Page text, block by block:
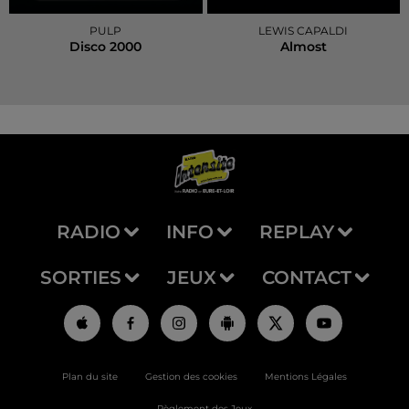
PULP
Disco 2000
LEWIS CAPALDI
Almost
RADIO INFO REPLAY
SORTIES JEUX CONTACT
Plan du site Gestion des cookies Mentions Légales